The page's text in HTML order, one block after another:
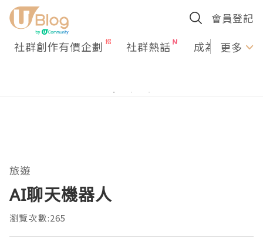
會員登記
社群創作有價企劃 社群熱話 成為U更多
旅遊
AI聊天機器人
瀏覽次數:265